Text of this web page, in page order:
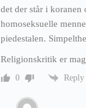
det der står i koranen
homoseksuelle
piedestalen.
Religionskritik er
0 Reply